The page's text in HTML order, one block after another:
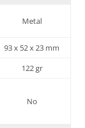
Metal
93 x 52 x 23 mm
122 gr
No